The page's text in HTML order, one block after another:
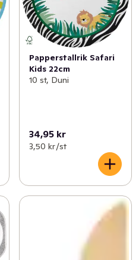
Papperstallrik Safari
Kids 22cm
10 st, Duni
34,95 kr
3,50 kr /st